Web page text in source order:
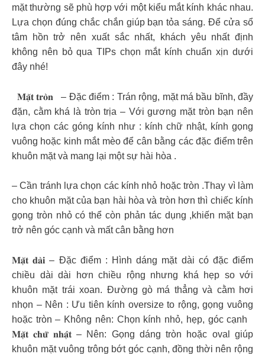
mặt thường sẽ phù hợp với một kiểu mắt kính khác nhau.
Lựa chọn đúng chắc chắn giúp bạn tỏa sáng. Để cửa sổ
tâm hồn trở nên xuất sắc nhất, khách yêu nhất định
không nên bỏ qua TIPs chọn mắt kính chuẩn xịn dưới
đây nhé!
𝐌𝐚̣̆𝐭 𝐭𝐫𝐨̀𝐧 – Đặc điểm : Trán rộng, mặt má bầu bĩnh, đầy
đặn, cằm khá là tròn trịa – Với gương mặt tròn bạn nên
lựa chọn các góng kính như : kính chữ nhật, kính gọng
vuông hoặc kinh mắt mèo để cân bằng các đặc điểm trên
khuôn mặt và mang lại một sự hài hòa .
– Cần tránh lựa chọn các kính nhỏ hoặc tròn .Thay vì làm
cho khuôn mặt của bạn hài hòa và tròn hơn thì chiếc kính
gọng tròn nhỏ có thể còn phản tác dụng ,khiến mặt bạn
trở nên góc cạnh và mất cân bằng hơn
𝐌𝐚̣̆𝐭 𝐝𝐚̀𝐢 – Đặc điểm : Hình dáng mặt dài có đặc điểm
chiều dài dài hơn chiều rộng nhưng khá hẹp so với
khuôn mặt trái xoan. Đường gò má thẳng và cằm hơi
nhọn – Nên : Ưu tiên kính oversize to rộng, gọng vuông
hoặc tròn – Không nên: Chọn kính nhỏ, hẹp, góc cạnh
𝐌𝐚̣̆𝐭 𝐜𝐡𝐮̛̃ 𝐧𝐡𝐚̣̂𝐭 – Nên: Gọng dáng tròn hoặc oval giúp
khuôn mặt vuông trông bớt góc cạnh, đồng thời nên rộng